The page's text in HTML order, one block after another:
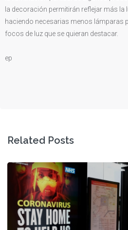
la decoración permitirán reflejar más la
haciendo necesarias menos lámparas
focos de luz que se quieran destacar.
ep
Related Posts